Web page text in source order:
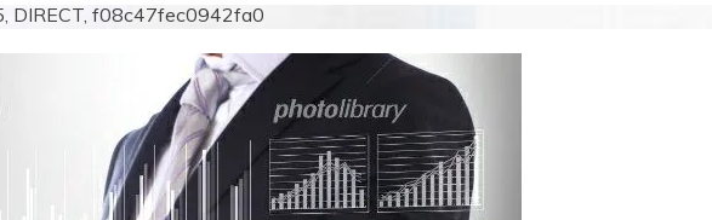
DIRECT, f08c47fec0942fa0